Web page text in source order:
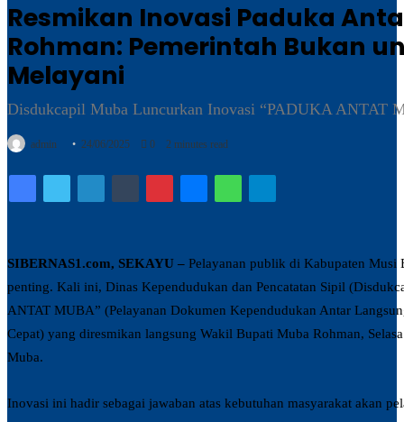
Resmikan Inovasi Paduka
Rohman: Pemerintah Bukan
Melayani
Disdukcapil Muba Luncurkan Inovasi “PADUKA ANTAT
admin Send 24/06/2025 0 2 minutes read
SIBERNAS1.com, SEKAYU – Pelayanan publik di Kabupaten Musi
penting. Kali ini, Dinas Kependudukan dan Pencatatan Sipil
ANTAT MUBA” (Pelayanan Dokumen Kependudukan Antar
Cepat) yang diresmikan langsung Wakil Bupati Muba Rohman,
Muba.
Inovasi ini hadir sebagai jawaban atas kebutuhan masyarakat akan